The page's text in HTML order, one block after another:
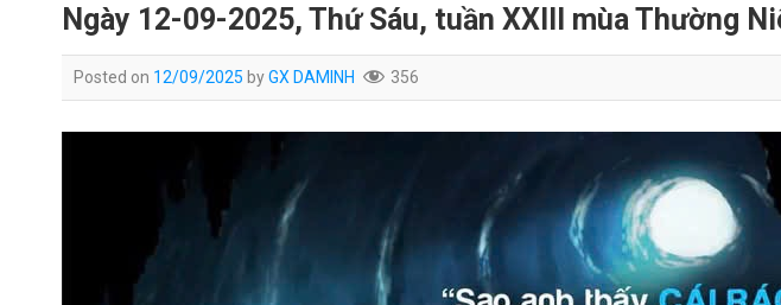
Ngày 12-09-2025, Thứ Sáu, tuần XXIII mùa Thường
Posted on 12/09/2025 byGX DAMINH 356